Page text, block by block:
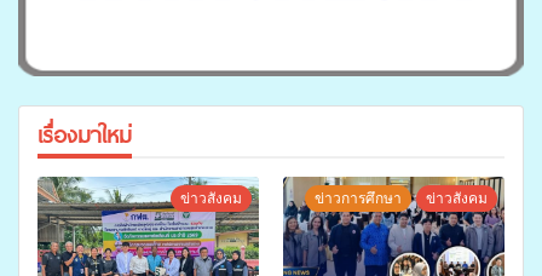
เรื่องมาใหม่
ข่าวสังคม ข่าวการศึกษา ข่าวสังคม